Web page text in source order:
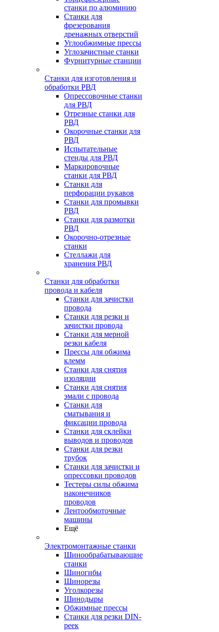
станки по алюминию
Станки для
фрезерования
дренажных отверстий
Углообжимные прессы
Углозачистные станки
Фурнитурные станции
Станки для изготовления и
обработки РВД
Опрессовочные станки
для РВД
Отрезные станки для
РВД
Окорочные станки для
РВД
Испытательные
стенды для РВД
Маркировочные
станки для РВД
Станки для
перфорации рукавов
Станки для промывки
РВД
Станки для размотки
РВД
Окорочно-отрезные
станки
Стеллажи для
хранения РВД
Станки для обработки
провода и кабеля
Станки для зачистки
провода
Станки для резки и
зачистки провода
Станки для мерной
резки кабеля
Прессы для обжима
клемм
Станки для снятия
изоляции
Станки для снятия
эмали с провода
Станки для
сматывания и
фиксации провода
Станки для склейки
выводов и проводов
Станки для резки
трубок
Станки для зачистки и
опрессовки проводов
Тестеры силы обжима
наконечников
проводов
Лентообмоточные
машины
Ещё
Электромонтажные станки
Шинообрабатывающие
станки
Шиногибы
Шинорезы
Уголкорезы
Шинодыры
Обжимные прессы
Станки для резки DIN-
реек